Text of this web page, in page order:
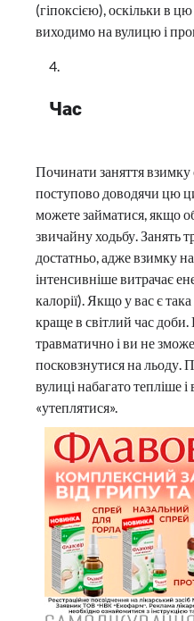
(гіпоксією), оскільки в
виходимо на вулицю і
Час
Починати заняття взимку
поступово доводячи цю
можете займатися, якщо
звичайну ходьбу. Занять
достатньо, адже взимку
інтенсивніше витрачає
калорії). Якщо у вас є
краще в світлий час
травматично і ви не
посковзнутися на льоду.
вулиці набагато тепліше
«утеплятися».